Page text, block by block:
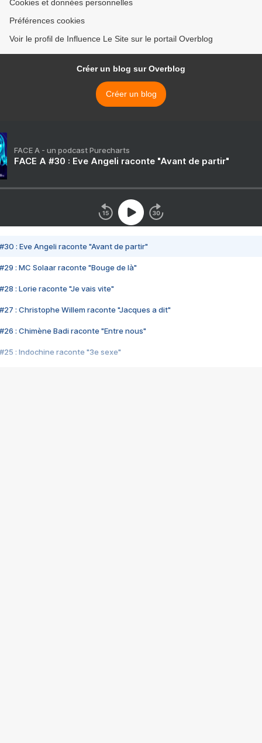
Cookies et données personnelles
Préférences cookies
Voir le profil de Influence Le Site sur le portail Overblog
Créer un blog sur Overblog
Créer un blog
FACE A - un podcast Purecharts
FACE A #30 : Eve Angeli raconte "Avant de partir"
#30 : Eve Angeli raconte "Avant de partir"
#29 : MC Solaar raconte "Bouge de là"
#28 : Lorie raconte "Je vais vite"
#27 : Christophe Willem raconte "Jacques a dit"
#26 : Chimène Badi raconte "Entre nous"
#25 : Indochine raconte "3e sexe"